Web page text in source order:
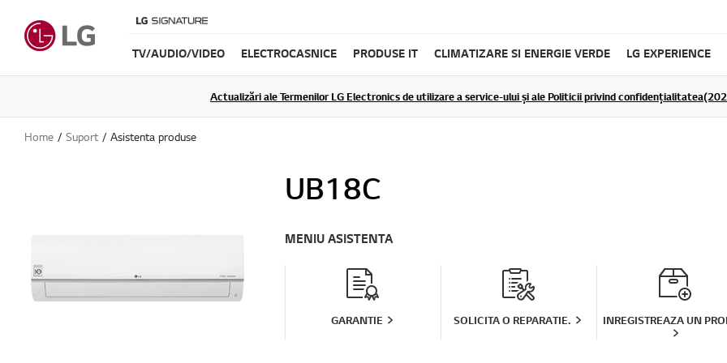
TV/AUDIO/VIDEO ELECTROCASNICE PRODUSE IT CLIMATIZARE SI ENERGIE VERDE LG EXPERIENCE
Actualizări ale Termenilor LG Electronics de utilizare a service-ului și ale Politicii privind
Home Suport Asistenta produse
UB18C
MENIU ASISTENTA
GARANTIE SOLICITA O REPARATIE. INREGISTREAZA UN